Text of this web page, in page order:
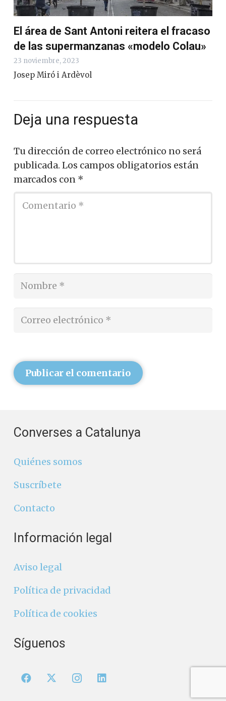
El área de Sant Antoni reitera el fracaso
de las supermanzanas «modelo Colau»
23 noviembre, 2023
Josep Miró i Ardèvol
Deja una respuesta
Tu dirección de correo electrónico no será
publicada. Los campos obligatorios están
marcados con *
Publicar el comentario
Converses a Catalunya
Quiénes somos
Suscríbete
Contacto
Información legal
Aviso legal
Política de privacidad
Política de cookies
Síguenos